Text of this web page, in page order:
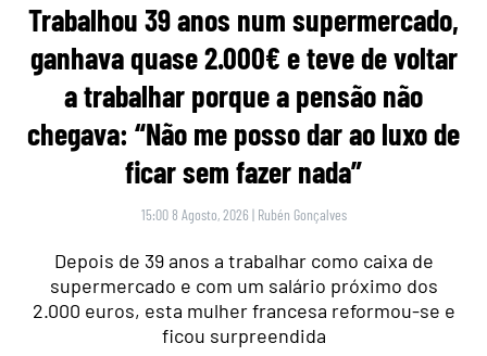
Trabalhou 39 anos num supermercado,
ganhava quase 2.000€ e teve de voltar
a trabalhar porque a pensão não
chegava: “Não me posso dar ao luxo de
ficar sem fazer nada”
15:00 8 Agosto, 2026 | Rubén Gonçalves
Depois de 39 anos a trabalhar como caixa de
supermercado e com um salário próximo dos
2.000 euros, esta mulher francesa reformou-se e
ficou surpreendida